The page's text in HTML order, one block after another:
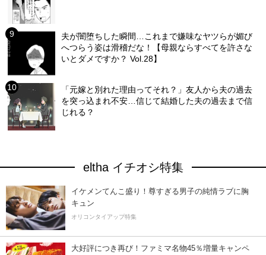
夫が闇堕ちした瞬間…これまで嫌味なヤツらが媚び
へつらう姿は滑稽だな！【母親ならすべてを許さな
いとダメですか？ Vol.28】
「元嫁と別れた理由ってそれ？」友人から夫の過去
を突っ込まれ不安…信じて結婚した夫の過去まで信
じれる？
eltha イチオシ特集
イケメンてんこ盛り！尊すぎる男子の純情ラブに胸
キュン
オリコンタイアップ特集
大好評につき再び！ファミマ名物45％増量キャンペ